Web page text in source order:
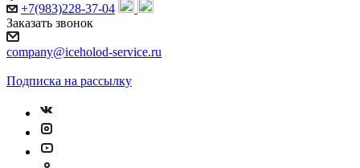
+7(983)228-37-04
Заказать звонок
company@iceholod-service.ru
Подписка на рассылку